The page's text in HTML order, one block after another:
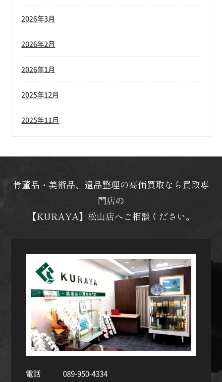
2026年3月
2026年2月
2026年1月
2025年12月
2025年11月
骨董品・美術品、遺品整理の高価買取なら買取専
門店の
【KURAYA】松山店へご相談ください。
電話
089-950-4334